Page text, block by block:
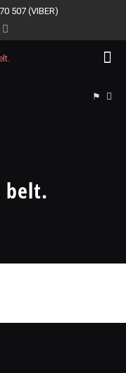
507 (VIBER)
⚑
belt.